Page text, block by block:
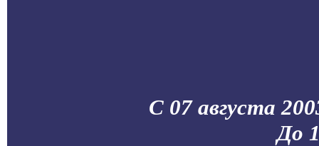
С 07 августа
До